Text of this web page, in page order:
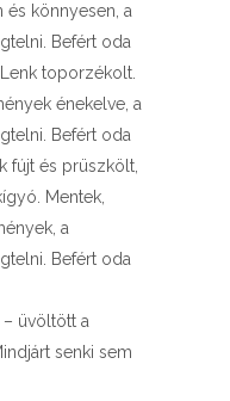
és könnyesen, a
Befért oda
toporzékolt.
énekelve, a
Befért oda
fújt és prüszkölt,
Mentek,
a
Befért oda
üvöltött a
senki sem